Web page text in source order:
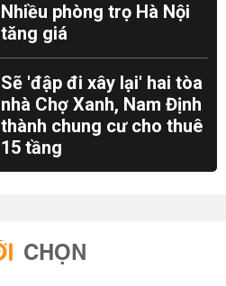
Nhiều phòng trọ Hà Nội
tăng giá
Sẽ 'đập đi xây lại' hai tòa
nhà Chợ Xanh, Nam Định
thành chung cư cho thuê
15 tầng
CHỌN